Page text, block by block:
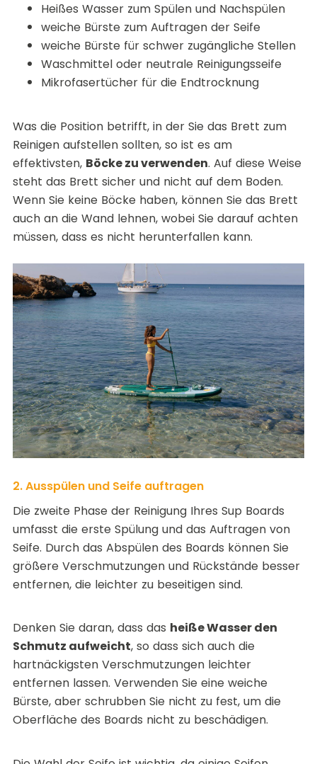
Heißes Wasser zum Spülen und Nachspülen
weiche Bürste zum Auftragen der Seife
weiche Bürste für schwer zugängliche Stellen
Waschmittel oder neutrale Reinigungsseife
Mikrofasertücher für die Endtrocknung
Was die Position betrifft, in der Sie das Brett zum
Reinigen aufstellen sollten, so ist es am
effektivsten, Böcke zu verwenden. Auf diese Weise
steht das Brett sicher und nicht auf dem Boden.
Wenn Sie keine Böcke haben, können Sie das Brett
auch an die Wand lehnen, wobei Sie darauf achten
müssen, dass es nicht herunterfallen kann.
2. Ausspülen und Seife auftragen
Die zweite Phase der Reinigung Ihres Sup Boards
umfasst die erste Spülung und das Auftragen von
Seife. Durch das Abspülen des Boards können Sie
größere Verschmutzungen und Rückstände besser
entfernen, die leichter zu beseitigen sind.
Denken Sie daran, dass das heiße Wasser den
Schmutz aufweicht, so dass sich auch die
hartnäckigsten Verschmutzungen leichter
entfernen lassen. Verwenden Sie eine weiche
Bürste, aber schrubben Sie nicht zu fest, um die
Oberfläche des Boards nicht zu beschädigen.